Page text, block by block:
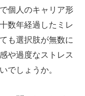
個人のキャリア形
数年経過したミレ
も選択肢が無数に
や過度なストレス
でしょうか。